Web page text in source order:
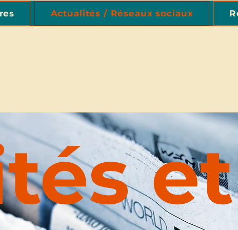
Actualités / Réseaux sociaux